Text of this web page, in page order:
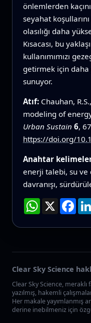
önlemlerden
seyahat
olasılığı daha
Kısacası, bu
kullanımımızı
getirmek için daha
sunuyor.
Atıf: Chauhan,
modeling of
Urban Sustain 6,
https://doi.org/
Anahtar
enerji talebi, su ve
davranışı,
WhatsApp
X
Clear Sky Science
Clear Sky Science,
yazılmış, hakemli
Her makale yayımlanmış
derine inebilmeniz için